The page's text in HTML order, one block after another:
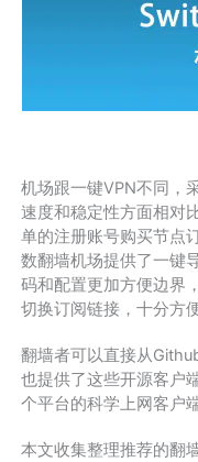
机场跟一键VPN不同，
速度和稳定性方面相对
单的注册账号购买节点
数翻墙机场提供了一键
码和配置更加方便边界
切换订阅链接，十分方便
翻墙者可以直接从
也提供了这些开源客户
个平台的科学上网客户
本文收集整理推荐的翻